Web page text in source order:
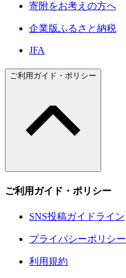
寄附をお考えの方へ
企業版ふるさと納税
JFA
ご利用ガイド・ポリシー
ご利用ガイド・ポリシー
SNS投稿ガイドライン
プライバシーポリシー
利用規約